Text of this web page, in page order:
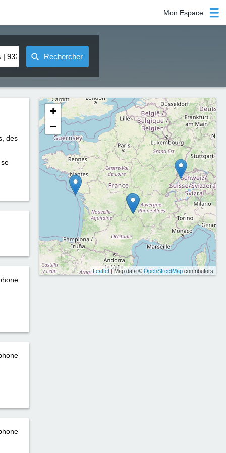
Mon Espace
Rechercher
+
−
Leaflet | Map data ©OpenStreetMapcontributors
des